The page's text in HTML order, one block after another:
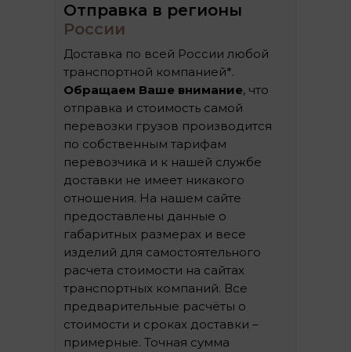
Доставка по всей России любой
транспортной компанией*.
Обращаем Ваше внимание, что
отправка и стоимость самой
перевозки грузов производится
по собственным тарифам
перевозчика и к нашей службе
доставки не имеет никакого
отношения. На нашем сайте
предоставлены данные о
габаритных размерах и весе
изделий для самостоятельного
расчета стоимости на сайтах
транспортных компаний. Все
предварительные расчёты о
стоимости и сроках доставки –
примерные. Точная сумма
Отправка в регионы
России